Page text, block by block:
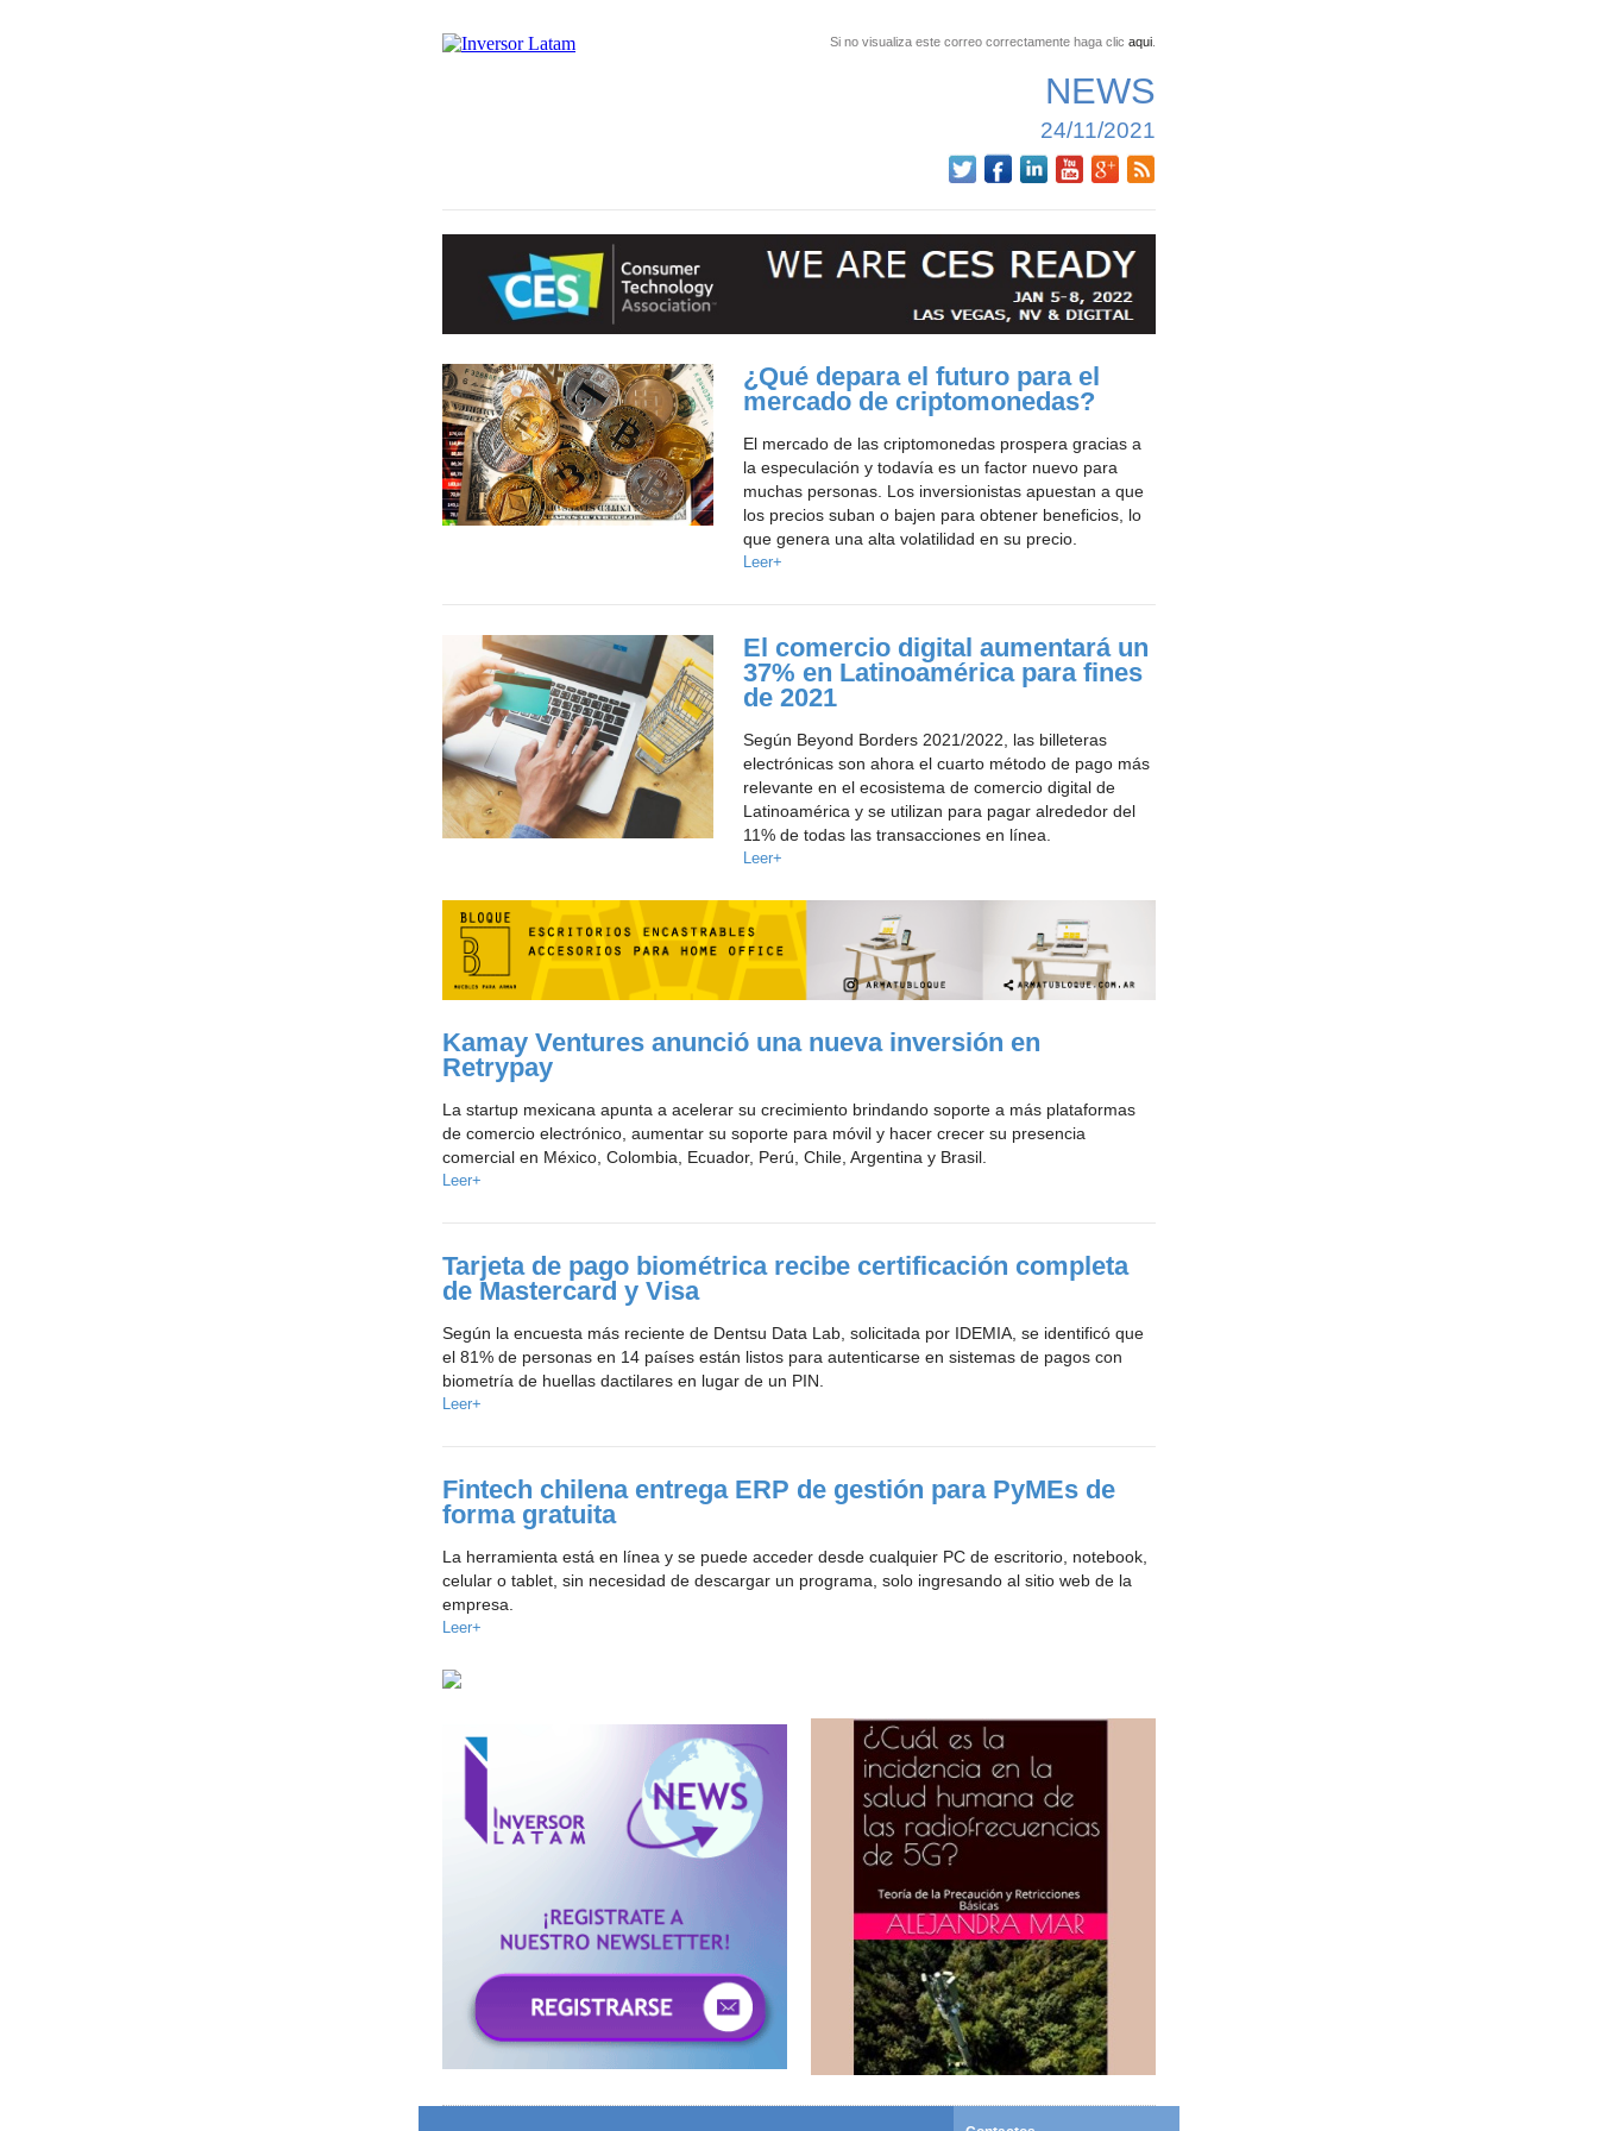
Si no visualiza este correo correctamente haga clic aqui
NEWS
24/11/2021
¿Qué depara el futuro para el
mercado de criptomonedas?
El mercado de las criptomonedas prospera gracias a
la especulación y todavía es un factor nuevo para
muchas personas. Los inversionistas apuestan a que
los precios suban o bajen para obtener beneficios, lo
que genera una alta volatilidad en su precio.
Leer+
El comercio digital aumentará un
37% en Latinoamérica para fines
de 2021
Según Beyond Borders 2021/2022, las billeteras
electrónicas son ahora el cuarto método de pago más
relevante en el ecosistema de comercio digital de
Latinoamérica y se utilizan para pagar alrededor del
11% de todas las transacciones en línea.
Leer+
Kamay Ventures anunció una nueva inversión en
Retrypay
La startup mexicana apunta a acelerar su crecimiento brindando soporte a más plataformas
de comercio electrónico, aumentar su soporte para móvil y hacer crecer su presencia
comercial en México, Colombia, Ecuador, Perú, Chile, Argentina y Brasil.
Leer+
Tarjeta de pago biométrica recibe certificación completa
de Mastercard y Visa
Según la encuesta más reciente de Dentsu Data Lab, solicitada por IDEMIA, se identificó que
el 81% de personas en 14 países están listos para autenticarse en sistemas de pagos con
biometría de huellas dactilares en lugar de un PIN.
Leer+
Fintech chilena entrega ERP de gestión para PyMEs de
forma gratuita
La herramienta está en línea y se puede acceder desde cualquier PC de escritorio, notebook,
celular o tablet, sin necesidad de descargar un programa, solo ingresando al sitio web de la
empresa.
Leer+